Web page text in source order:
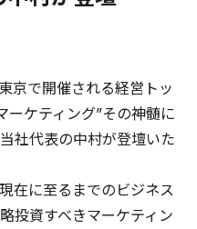
京で開催される経営トッ
ーケティング”その神髄に
社代表の中村が登壇いた
在に至るまでのビジネス
投資すべきマーケティン